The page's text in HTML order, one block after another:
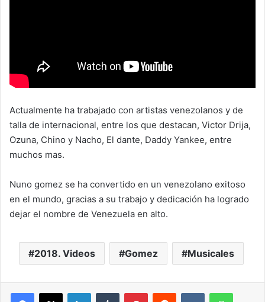
Actualmente ha trabajado con artistas venezolanos y de
talla de internacional, entre los que destacan, Victor Drija,
Ozuna, Chino y Nacho, El dante, Daddy Yankee, entre
muchos mas.
Nuno gomez se ha convertido en un venezolano exitoso
en el mundo, gracias a su trabajo y dedicación ha logrado
dejar el nombre de Venezuela en alto.
2018. Videos Gomez Musicales
LinkedInTumblr PinterestReddit VKontakte